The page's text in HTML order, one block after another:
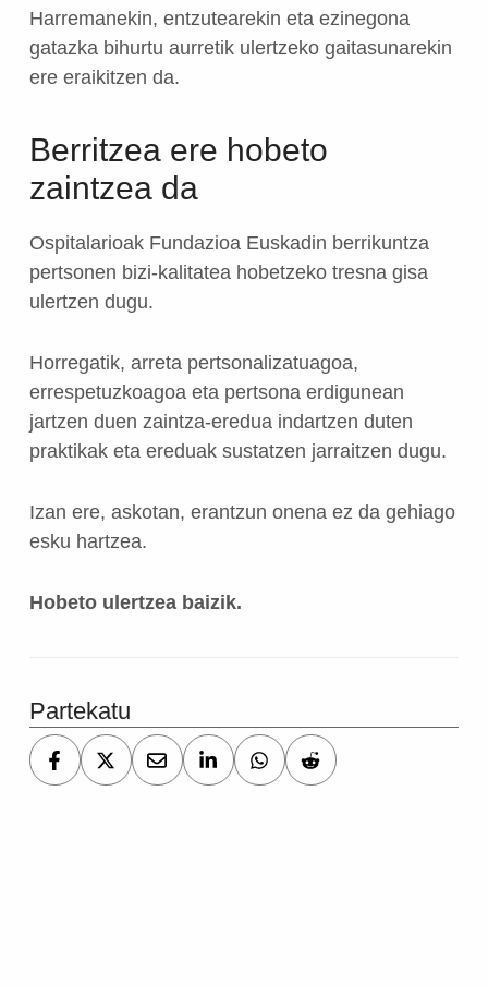
Harremanekin, entzutearekin eta ezinegona
gatazka bihurtu aurretik ulertzeko gaitasunarekin
ere eraikitzen da.
Berritzea ere hobeto
zaintzea da
Ospitalarioak Fundazioa Euskadin berrikuntza
pertsonen bizi-kalitatea hobetzeko tresna gisa
ulertzen dugu.
Horregatik, arreta pertsonalizatuagoa,
errespetuzkoagoa eta pertsona erdigunean
jartzen duen zaintza-eredua indartzen duten
praktikak eta ereduak sustatzen jarraitzen dugu.
Izan ere, askotan, erantzun onena ez da gehiago
esku hartzea.
Hobeto ulertzea baizik.
Partekatu